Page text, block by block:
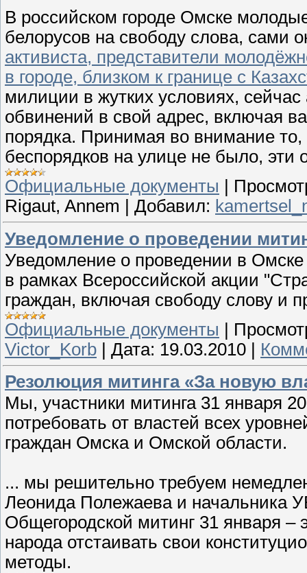
В российском городе Омске
белорусов на свободу слова, сами
активиста, представители
в городе, близком к границе с
милиции в жутких условиях,
обвинений в свой адрес, включая
порядка. Принимая во внимание
беспорядков на улице не было,
Официальные документы
Rigaut, Annem
Добавил:
Уведомление о проведении
Уведомление о проведении в
в рамках Всероссийской акции
граждан, включая свободу слову и
Официальные документы |
Victor_Korb | Дата: 19.03.2010 |
Резолюция митинга «За новую
Мы, участники митинга 31 января
потребовать от властей всех
граждан Омска и Омской области.
... мы решительно требуем
Леонида Полежаева и начальника
Общегородской митинг 31 января –
народа отстаивать свои
методы.